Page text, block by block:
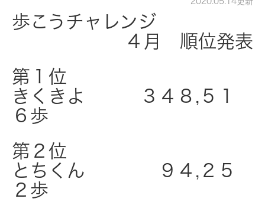
歩こうチャレンジ
４月 順位発表
第１位
きくきよ ３４８,５１
６歩
第２位
とちくん ９４,２５
２歩